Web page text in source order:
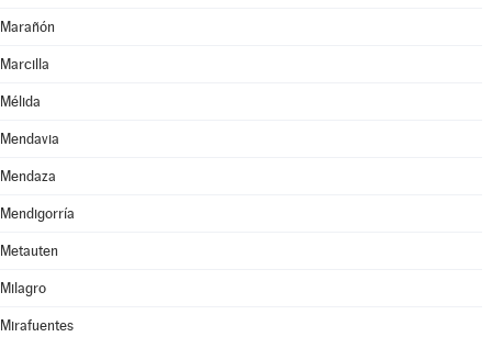
Marañón
Marcilla
Mélida
Mendavia
Mendaza
Mendigorría
Metauten
Milagro
Mirafuentes